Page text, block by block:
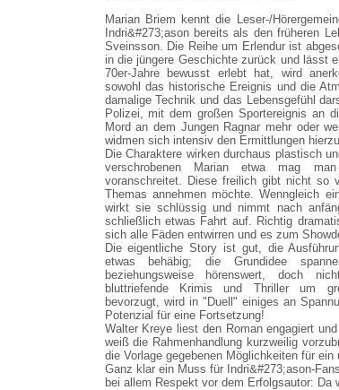
Marian Briem kennt die Leser-/
Indri&#273;ason bereits als den früheren
Sveinsson. Die Reihe um Erlendur ist
in die jüngere Geschichte zurück und lässt
70er-Jahre bewusst erlebt hat, wird
sowohl das historische Ereignis und die
damalige Technik und das Lebensgefühl
Polizei, mit dem großen Sportereignis an
Mord an dem Jungen Ragnar mehr oder
widmen sich intensiv den Ermittlungen
Die Charaktere wirken durchaus plastisch
verschrobenen Marian etwa mag
voranschreitet. Diese freilich gibt nicht so
Themas annehmen möchte. Wenngleich
wirkt sie schlüssig und nimmt nach
schließlich etwas Fahrt auf. Richtig
sich alle Fäden entwirren und es zum
Die eigentliche Story ist gut, die
etwas behäbig; die Grundidee
beziehungsweise hörenswert, doch
bluttriefende Krimis und Thriller um
bevorzugt, wird in "Duell" einiges an
Potenzial für eine Fortsetzung!
Walter Kreye liest den Roman engagiert
weiß die Rahmenhandlung kurzweilig
die Vorlage gegebenen Möglichkeiten für
Ganz klar ein Muss für Indri&#273;ason-
bei allem Respekt vor dem Erfolgsautor: Da